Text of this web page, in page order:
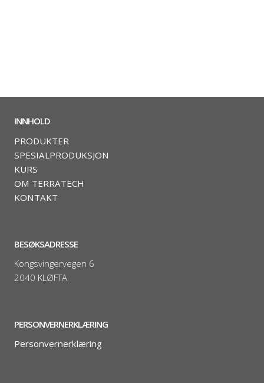
INNHOLD
PRODUKTER
SPESIALPRODUKSJON
KURS
OM TERRATECH
KONTAKT
BESØKSADRESSE
Kongsvingervegen 6
2040 KLØFTA
PERSONVERNERKLÆRING
Personvernerklæring